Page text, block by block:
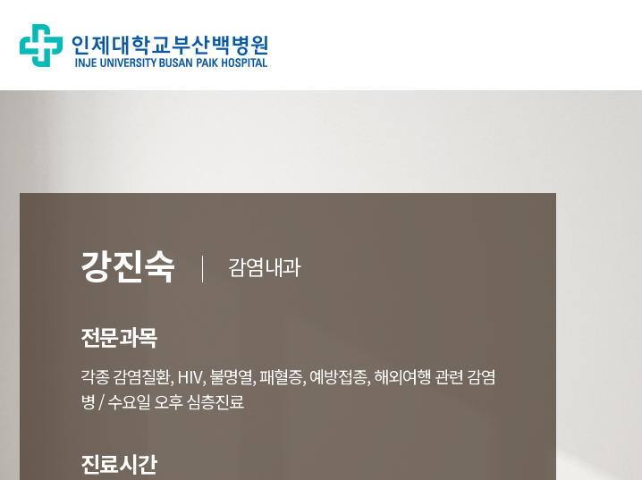
강진숙 감염내과
전문과목
각종 감염질환, HIV, 불명열, 패혈증, 예방접종, 해외여행 관련 감염
병 / 수요일 오후 심층진료
진료시간